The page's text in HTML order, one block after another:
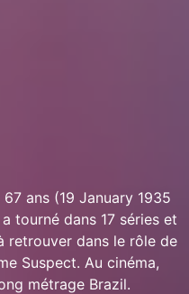
ans (19 January 1935
tourné dans 17 séries et
retrouver dans le rôle de
Suspect. Au cinéma,
métrage Brazil.